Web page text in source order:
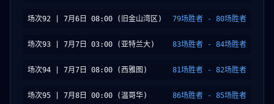
场次92 | 7月6日 08:00 (旧金山湾区) 79场胜者 - 80场胜者
场次93 | 7月7日 03:00 (亚特兰大) 83场胜者 - 84场胜者
场次94 | 7月7日 08:00 (西雅图) 81场胜者 - 82场胜者
场次95 | 7月8日 00:00 (温哥华) 86场胜者 - 85场胜者